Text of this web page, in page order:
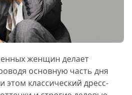
женщин делает
основную часть дня
этом классический дресс-